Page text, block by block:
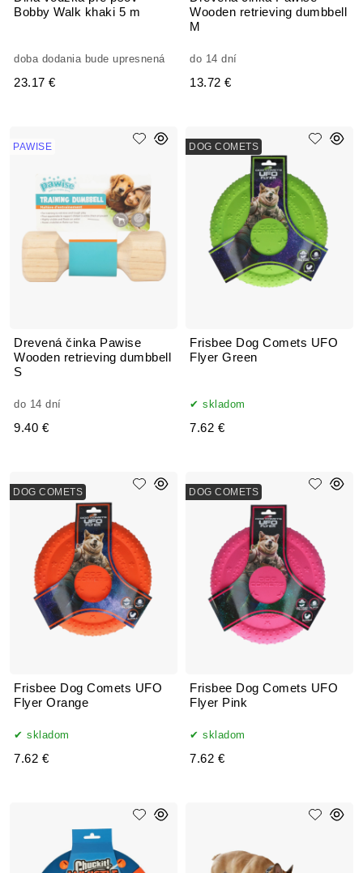
Bobby Walk khaki 5 m
doba dodania bude upresnená
23.17 €
Wooden retrieving dumbbell
M
do 14 dní
13.72 €
Drevená činka Pawise
Wooden retrieving dumbbell
S
PAWISE
do 14 dní
9.40 €
Frisbee Dog Comets UFO
Flyer Green
DOG COMETS
skladom
7.62 €
Frisbee Dog Comets UFO
Flyer Orange
DOG COMETS
skladom
7.62 €
Frisbee Dog Comets UFO
Flyer Pink
DOG COMETS
skladom
7.62 €